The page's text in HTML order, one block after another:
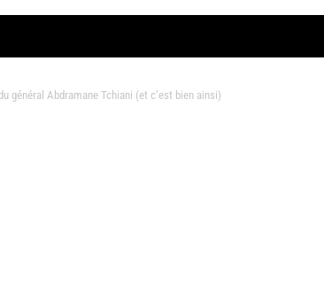
général Abdramane Tchiani (et c’est bien ainsi)